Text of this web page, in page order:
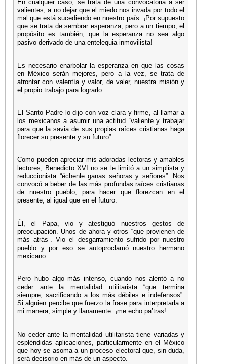
En cualquier caso, se trata de una convocatoria a ser
valientes, a no dejar que el miedo nos invada por todo el
mal que está sucediendo en nuestro país. ¡Por supuesto
que se trata de sembrar esperanza, pero a un tiempo, el
propósito es también, que la esperanza no sea algo
pasivo derivado de una entelequia inmovilista!
Es necesario enarbolar la esperanza en que las cosas
en México serán mejores, pero a la vez, se trata de
afrontar con valentía y valor, de valer, nuestra misión y
el propio trabajo para lograrlo.
El Santo Padre lo dijo con voz clara y firme, al llamar a
los mexicanos a asumir una actitud “valiente y trabajar
para que la savia de sus propias raíces cristianas haga
florecer su presente y su futuro”.
Como pueden apreciar mis adoradas lectoras y amables
lectores, Benedicto XVI no se le limitó a un simplista y
reduccionista “échenle ganas señoras y señores”. Nos
convocó a beber de las más profundas raíces cristianas
de nuestro pueblo, para hacer que florezcan en el
presente, al igual que en el futuro.
Él, el Papa, vio y atestiguó nuestros gestos de
preocupación. Unos de ahora y otros “que provienen de
más atrás”. Vio el desgarramiento sufrido por nuestro
pueblo y por eso se autoproclamó nuestro hermano
mexicano.
Pero hubo algo más intenso, cuando nos alentó a no
ceder ante la mentalidad utilitarista “que termina
siempre, sacrificando a los más débiles e indefensos”.
Si alguien percibe que fuerzo la frase para interpretarla a
mi manera, simple y llanamente: ¡me echo pa’tras!
No ceder ante la mentalidad utilitarista tiene variadas y
espléndidas aplicaciones, particularmente en el México
que hoy se asoma a un proceso electoral que, sin duda,
será decisorio en más de un aspecto.